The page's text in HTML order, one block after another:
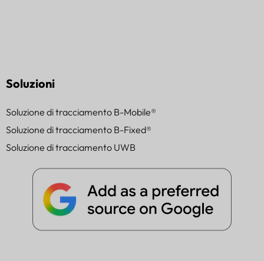
Soluzioni
Soluzione di tracciamento B-Mobile®
Soluzione di tracciamento B-Fixed®
Soluzione di tracciamento UWB